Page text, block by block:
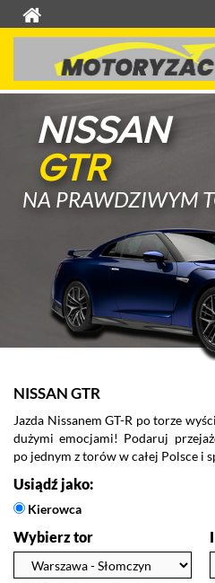
NISSAN
GTR
NA PRAWDZIWYM
NISSAN GTR
Jazda Nissanem GT-R po torze
dużymi emocjami! Podaruj
po jednym z torów w całej Polsce i
Usiądź jako:
Kierowca
Wybierz tor